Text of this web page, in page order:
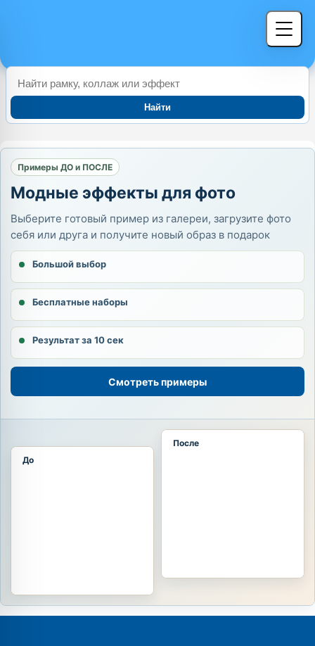
Найти
Примеры ДО и ПОСЛЕ
Модные эффекты для фото
Выберите готовый пример из галереи, загрузите фото
себя или друга и получите новый образ в подарок
Большой выбор
Бесплатные наборы
Результат за 10 сек
Смотреть примеры
До
После